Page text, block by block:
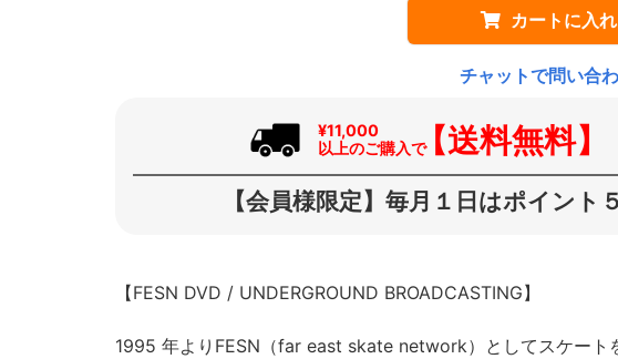
カートに入
チャットで問い合
¥11,000
以上のご購入で【送料無料】
【会員様限定】毎月１日はポイン
【FESN DVD / UNDERGROUND BROADCASTING】
1995 年よりFESN（far east skate network）としてスケート